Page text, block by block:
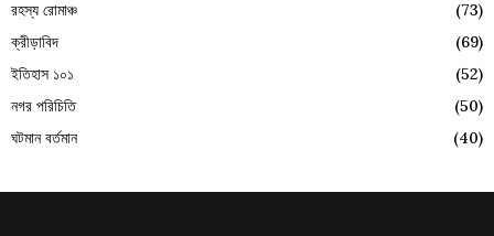
রহস্য রোমাঞ্চ
(73)
ক্রীড়াবিদ
(69)
ইতিহাস ১০১
(52)
নগর পরিচিতি
(50)
ঘটমান বর্তমান
(40)